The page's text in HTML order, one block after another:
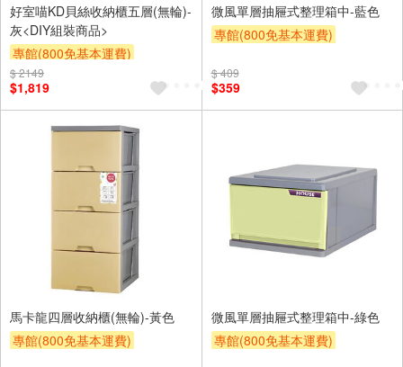
好室喵KD貝絲收納櫃五層(無輪)-
灰<DIY組裝商品>
專館(800免基本運費)
滿額9折
$ 2149
$1,819
微風單層抽屜式整理箱中-藍色
專館(800免基本運費)
$ 409
$359
馬卡龍四層收納櫃(無輪)-黃色
專館(800免基本運費)
微風單層抽屜式整理箱中-綠色
專館(800免基本運費)